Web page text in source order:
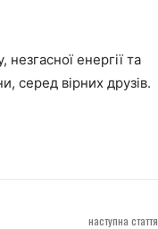
енергії та
серед вірних друзів.
наступна стаття